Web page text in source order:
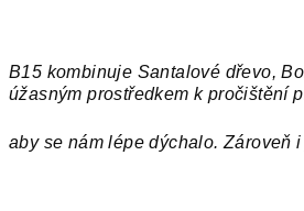
B15 kombinuje Santalové dřevo,
úžasným prostředkem k pročištění
aby se nám lépe dýchalo. Zároveň